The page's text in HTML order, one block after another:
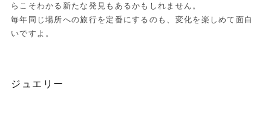
らこそわかる新たな発見もあるかもしれません。
毎年同じ場所への旅行を定番にするのも、変化を楽しめて面白
いですよ。
ジュエリー